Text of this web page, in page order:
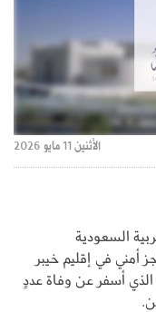
الأثنين 11 مايو 2026
السعودية
أمني في إقليم خيبر
الذي أسفر عن وفاة عددٍ